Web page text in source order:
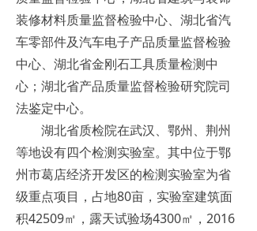
装修材料质量监督检验中心、湖北省汽
车零部件及汽车电子产品质量监督检验
中心、湖北省金刚石工具质量检测中
心；湖北省产品质量监督检验研究院司
法鉴定中心。
湖北省质检院在武汉、鄂州、荆州
等地设有四个检测实验室。其中位于鄂
州市葛店经济开发区的检测实验室为省
级重点项目，占地80亩，实验室建筑面
积42509㎡，露天试验场4300㎡，2016